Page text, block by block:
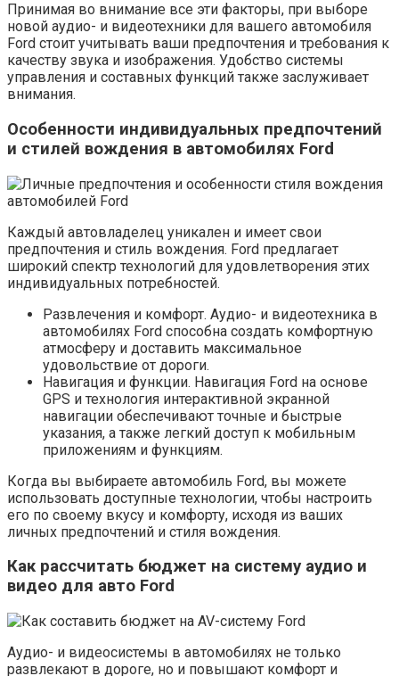
Принимая во внимание все эти факторы, при выборе
новой аудио- и видеотехники для вашего автомобиля
Ford стоит учитывать ваши предпочтения и требования к
качеству звука и изображения. Удобство системы
управления и составных функций также заслуживает
внимания.
Особенности индивидуальных предпочтений
и стилей вождения в автомобилях Ford
Каждый автовладелец уникален и имеет свои
предпочтения и стиль вождения. Ford предлагает
широкий спектр технологий для удовлетворения этих
индивидуальных потребностей.
Развлечения и комфорт. Аудио- и видеотехника в
автомобилях Ford способна создать комфортную
атмосферу и доставить максимальное
удовольствие от дороги.
Навигация и функции. Навигация Ford на основе
GPS и технология интерактивной экранной
навигации обеспечивают точные и быстрые
указания, а также легкий доступ к мобильным
приложениям и функциям.
Когда вы выбираете автомобиль Ford, вы можете
использовать доступные технологии, чтобы настроить
его по своему вкусу и комфорту, исходя из ваших
личных предпочтений и стиля вождения.
Как рассчитать бюджет на систему аудио и
видео для авто Ford
Аудио- и видеосистемы в автомобилях не только
развлекают в дороге, но и повышают комфорт и